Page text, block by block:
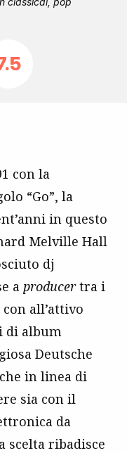
con la
“Go”, la
in questo
Melville Hall
dj
a producertra i
all’attivo
di album
Deutsche
in linea di
sia con il
da
scelta ribadisce